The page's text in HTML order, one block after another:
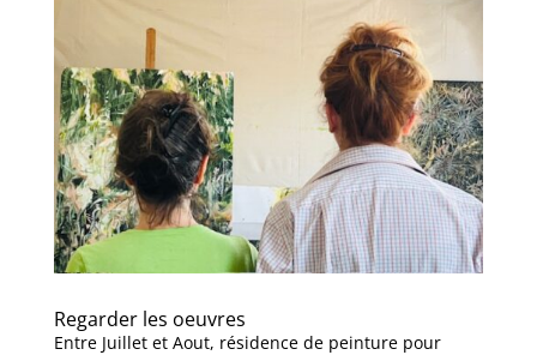
Regarder les oeuvres
Entre Juillet et Aout, résidence de peinture pour